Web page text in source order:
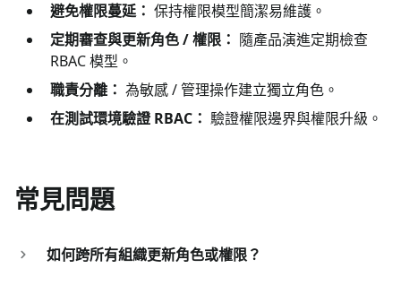
避免權限蔓延： 保持權限模型簡潔易維護。
定期審查與更新角色 / 權限： 隨產品演進定期檢查
RBAC 模型。
職責分離： 為敏感 / 管理操作建立獨立角色。
在測試環境驗證 RBAC： 驗證權限邊界與權限升級。
常見問題
如何跨所有組織更新角色或權限？